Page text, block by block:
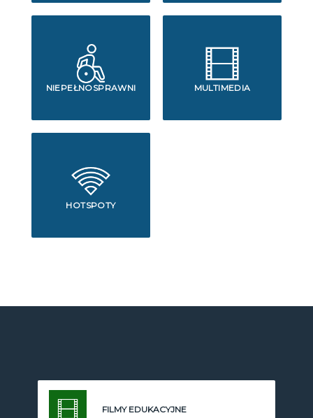
NIEPEŁNOSPRAWNI MULTIMEDIA
HOTSPOTY
FILMY EDUKACYJNE